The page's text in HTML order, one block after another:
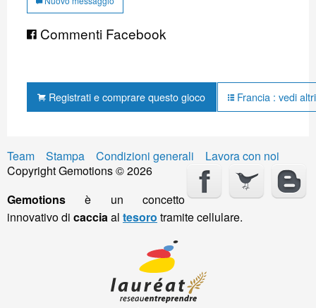
Commenti Facebook
Registrati e comprare questo gioco Francia : vedi
Team Stampa Condizioni generali
Lavora con noi
Copyright Gemotions © 2026
Gemotions è un concetto
innovativo di cacciaal tesoro tramite cellulare.